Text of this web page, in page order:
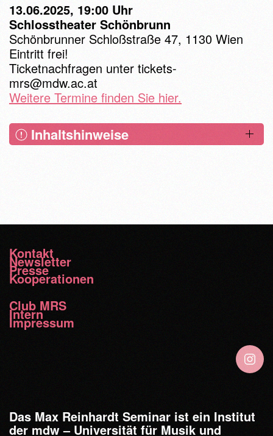
13.06.2025, 19:00 Uhr
Schlosstheater Schönbrunn
Schönbrunner Schloßstraße 47, 1130 Wien
Eintritt frei!
Ticketnachfragen unter tickets-
mrs@mdw.ac.at
Weitere Termine finden Sie hier.
Inhaltshinweise
Kontakt
Newsletter
Presse
Kooperationen
Club MRS
Intern
Impressum
Das Max Reinhardt Seminar ist ein Institut
der mdw – Universität für Musik und